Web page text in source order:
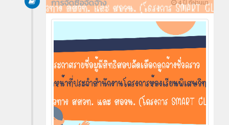
4 ปี ที่ผ่านมา
การจัดซื้อจัดจ้าง